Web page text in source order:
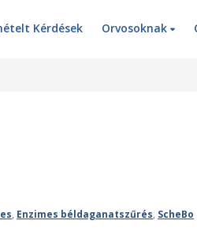
Kérdések Orvosoknak
, Enzimes béldaganatszűrés, ScheBo